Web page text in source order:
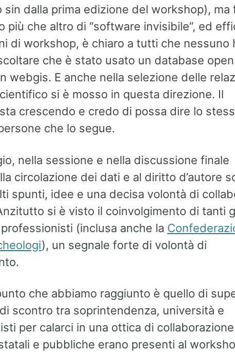
sin dalla prima edizione del workshop), ma
più che altro di “software invisibile”, ed
di workshop, è chiaro a tutti che nessuno
che è stato usato un database open
webgis. E anche nella selezione delle
si è mosso in questa direzione. Il
crescendo e credo di possa dire lo
che lo segue.
nella sessione e nella discussione finale
circolazione dei dati e al diritto d’autore
spunti, idee e una decisa volontà di
si è visto il coinvolgimento di tanti
(inclusa anche la
), un segnale forte di volontà di
che abbiamo raggiunto è quello di
di scontro tra soprintendenza, università e
per calarci in una ottica di
e pubbliche erano presenti al